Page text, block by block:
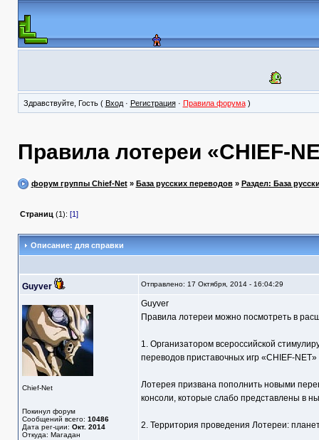
Здравствуйте, Гость ( Вход· Регистрация· Правила форума)
Правила лотереи «CHIEF-
форум группы Chief-Net» База русских переводов» Раздел: База
Страниц (1): [1]
Описание: для справки
Guyver Отправлено: 17 Октября, 2014 - 16:04:29
Chief-Net
Покинул форум
Сообщений всего: 10486
Дата рег-ции: Окт. 2014
Откуда: Магадан
Guyver
Правила лотереи можно посмотреть в
1. Организатором всероссийской
переводов приставочных игр «CHIEF-
Лотерея призвана пополнить новыми
консоли, которые слабо представлены в
2. Территория проведения Лотереи: